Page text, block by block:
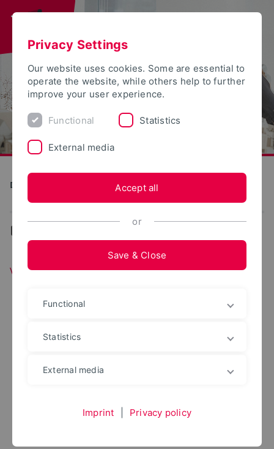
Detmold School of Design
Vorstand
Privacy Settings
Our website uses cookies. Some are essential to
operate the website, while others help to further
improve your user experience.
Functional Statistics
External media
Accept all
or
Save & Close
Functional
Statistics
External media
Imprint Privacy policy